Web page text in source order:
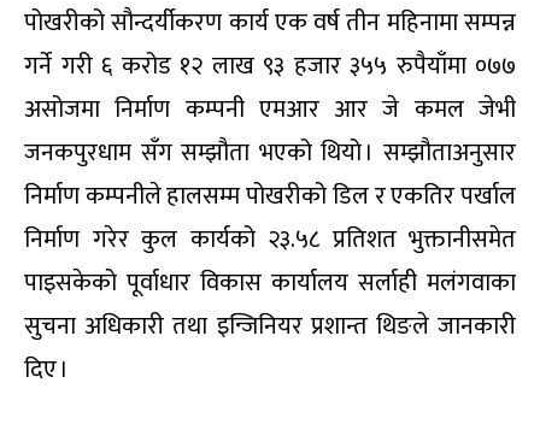
पोखरीको सौन्दर्यीकरण कार्य एक वर्ष तीन महिनामा सम्पन्न
गर्ने गरी ६ करोड १२ लाख ९३ हजार ३५५ रुपैयाँमा ०७७
असोजमा निर्माण कम्पनी एमआर आर जे कमल जेभी
जनकपुरधाम सँग सम्झौता भएको थियो । सम्झौताअनुसार
निर्माण कम्पनीले हालसम्म पोखरीको डिल र एकतिर पर्खाल
निर्माण गरेर कुल कार्यको २३.५८ प्रतिशत भुक्तानीसमेत
पाइसकेको पूर्वाधार विकास कार्यालय सर्लाही मलंगवाका
सुचना अधिकारी तथा इन्जिनियर प्रशान्त थिङले जानकारी
दिए ।